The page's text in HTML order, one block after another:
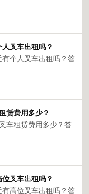
叉车出租吗？
有个人叉车出租吗？答
赁费用多少？
车租赁费用多少？答
叉车出租吗？
有高位叉车出租吗？答